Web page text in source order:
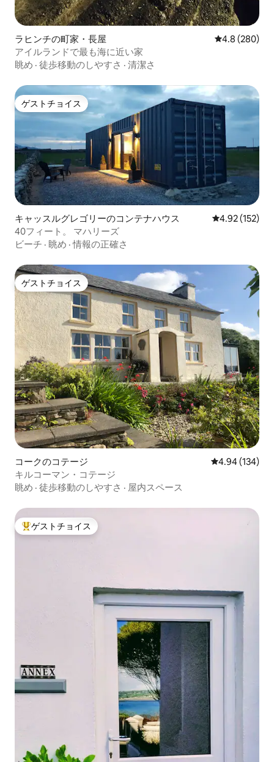
ラヒンチの町家・長屋 レビュー280
4.8 (280)
アイルランドで最も海に近い家
眺め · 徒歩移動のしやすさ · 清潔さ
ゲストチョイス
ゲストチョイス
キャッスルグレゴリーのコンテナハウス レビュー152
4.92 (152)
40フィート。 マハリーズ
ビーチ · 眺め ·情報の正確さ
ゲストチョイス
ゲストチョイス
コークのコテージ レビュー134
4.94 (134)
キルコーマン・コテージ
眺め · 徒歩移動のしやすさ · 屋内スペース
大好評のゲストチョイスです。
ゲストチョイス